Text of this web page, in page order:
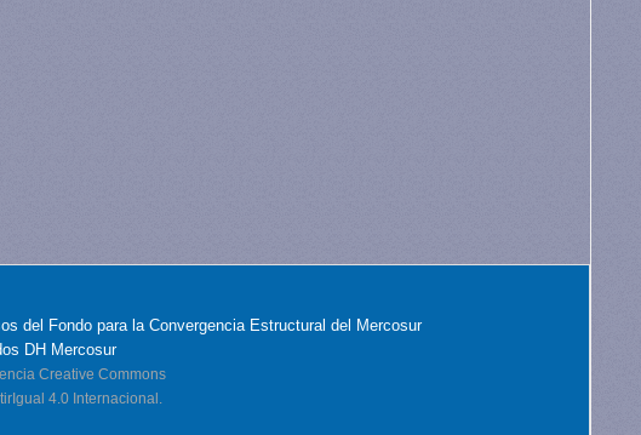
del Fondo para la Convergencia Estructural del Mercosur
DH Mercosur
Creative Commons
4.0 Internacional.